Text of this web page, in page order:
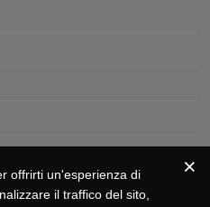
offrirti un'esperienza di
il traffico del sito,